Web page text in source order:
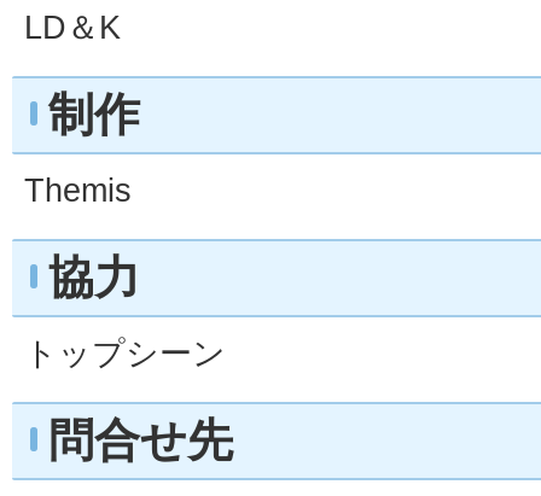
LD＆K
制作
Themis
協力
トップシーン
問合せ先